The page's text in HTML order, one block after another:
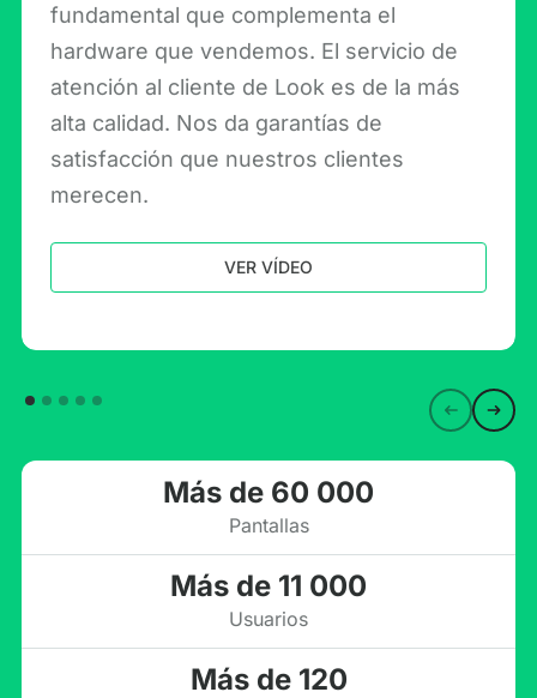
fundamental que complementa el
hardware que vendemos. El servicio de
atención al cliente de Look es de la más
alta calidad. Nos da garantías de
satisfacción que nuestros clientes
merecen.
VER VÍDEO
Más de 60 000
Pantallas
Más de 11 000
Usuarios
Más de 120